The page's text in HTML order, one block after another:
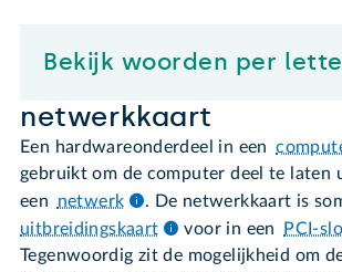
Bekijk woorden per
netwerkkaart
Een hardwareonderdeel in een
gebruikt om de computer deel te laten
een
netwerk
. De netwerkkaart is
uitbreidingskaart
voor in een PCI-
Tegenwoordig zit de mogelijkheid om